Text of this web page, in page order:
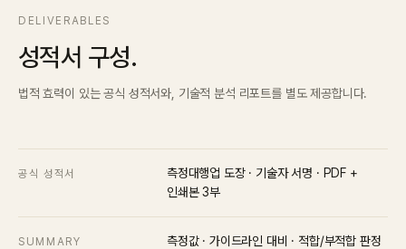
DELIVERABLES
성적서 구성.
법적 효력이 있는 공식 성적서와, 기술적 분석 리포트를 별도 제공합니다.
공식 성적서
측정대행업 도장 · 기술자 서명 · PDF +
인쇄본 3부
SUMMARY 측정값 · 가이드라인 대비 · 적합/부적합 판정